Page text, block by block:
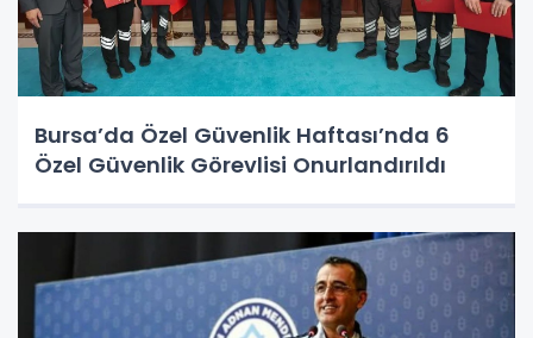
Bursa’da Özel Güvenlik Haftası’nda 6
Özel Güvenlik Görevlisi Onurlandırıldı